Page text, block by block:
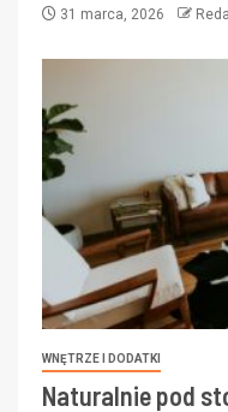
31 marca, 2026
WNĘTRZE I DODATKI
Naturalnie pod